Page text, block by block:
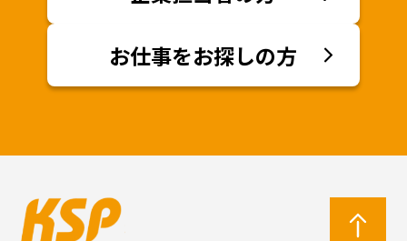
お仕事をお探しの方